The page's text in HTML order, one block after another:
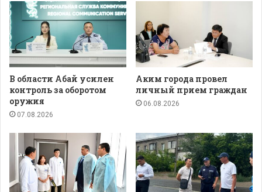
В области Абай усилен
контроль за оборотом
оружия
07.08.2026
Аким города провел
личный прием граждан
06.08.2026